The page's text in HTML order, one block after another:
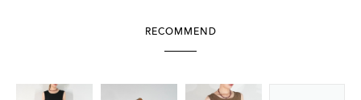
RECOMMEND